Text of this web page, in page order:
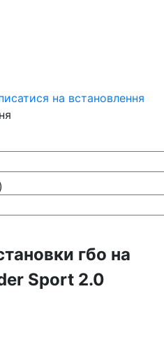
на встановлення
гбо на
Sport 2.0